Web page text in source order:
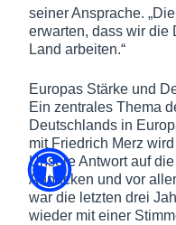
seiner Ansprache.
erwarten, dass wir die
Land arbeiten.“
Europas Stärke und
Ein zentrales Thema
Deutschlands in
mit Friedrich Merz
Unsere Antwort auf
Anpacken und vor
war die letzten drei
wieder mit einer